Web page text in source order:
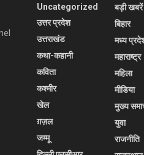
Uncategorized
उत्तर प्रदेश
उत्तराखंड
कथा-कहानी
कविता
कश्मीर
खेल
ग़ज़ल
जम्मू
बड़ी खबरें
बिहार
मध्य
महाराष्ट्र
महिला
मीडिया
मुख्य
युवा
राजनीति